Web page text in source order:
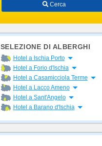
Cerca
SELEZIONE DI ALBERGHI
Hotel a Ischia Porto Apri menu
Hotel a Forio d'Ischia Apri
Hotel a Casamicciola Terme
Hotel a Lacco Ameno Apri
Hotel a Sant'Angelo Apri
Hotel a Barano d'Ischia Apri